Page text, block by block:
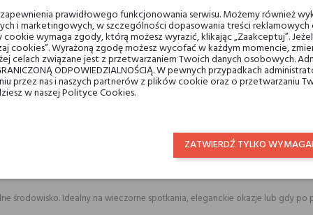
szukają wyrafinowanego zapachu na co dzień. Subtelna, a jednak
i kwiatów, skóry i aksamitnych niuansów. Zapach, który zachwyca
środowisko. Idealny na wieczorne spotkania, eleganckie okazje lub gdy po
prawidłowego funkcjonowania serwisu. Możemy również
i marketingowych, w szczególności dopasowania treści
wymaga zgody, którą możesz wyrazić, klikając „Zaakceptuj”.
cookies”. Wyrażoną zgodę możesz wycofać w każdym momencie,
celach związane jest z przetwarzaniem Twoich danych osobowych.
ODPOWIEDZIALNOŚCIĄ. W pewnych przypadkach
przez nas i naszych partnerów z plików cookie oraz o przetwarzaniu
w naszej Polityce Cookies.
ZATWIERDŹ TYLKO